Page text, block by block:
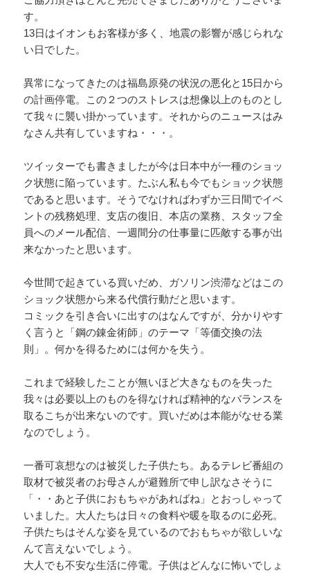
す。
13日はイオンもお客様が多く、地震の影響が感じられな
い日でした。
異常になってきたのは福島原発の状況の悪化と15日から
の計画停電。この２つのストレスは想像以上のものとし
て我々に襲い掛かっています。それからのニュースはみ
なさん共有していますね・・・。
ツイッターでも書きましたが今は日本中が一種のショッ
ク状態に陥っています。たぶん私も今でもショック状態
であると思います。そうでなければわずか三日間でイベ
ントの残務処理、支店の復旧、本店の業務、スタッフ全
員へのメール配信、一週間分の仕事量に匹敵する事が出
来なかったと思います。
今世間で起きている買いだめ、ガソリン渋滞などはこの
ショック状態から来る代償行動だと思います。
コミックを引き合いに出すのはなんですが、分かりやす
く言うと「鋼の錬金術師」のテーマ「等価交換の法
則」。何かを得るためには何かを失う。
これまで経験したことが無いほど大きなものを失った
我々は必要以上のものを得なければ精神的なバランスを
取るこちが出来ないのです。買いだめは本能がなせる業
なのでしょう。
一番可哀想なのは被災した子供たち。あるテレビ番組の
取材で被災者のお母さんが避難所で申し訳なさそうに
「・・あと子供におもちゃがあればね」とおっしゃって
いました。大人たちは日々の食料や暖を取るのに必死。
子供たちはそんな姿を見ているのでおもちゃが欲しいな
んて言えないでしょう。
大人でも不安な生活に停電。子供はどんなに怖いでしょ